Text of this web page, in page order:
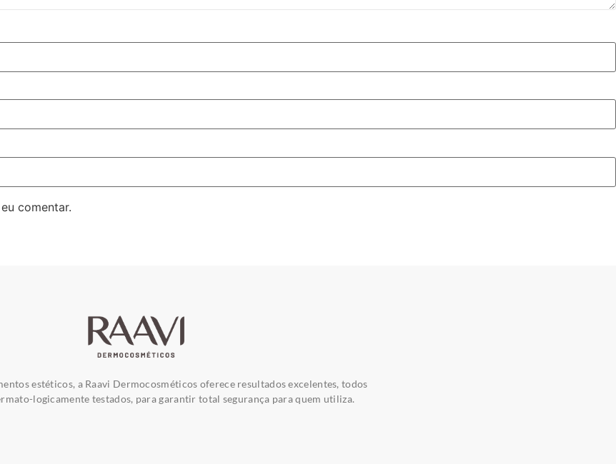
comentar.
estéticos, a Raavi Dermocosméticos oferece resultados excelentes, todos
logicamente testados, para garantir total segurança para quem utiliza.